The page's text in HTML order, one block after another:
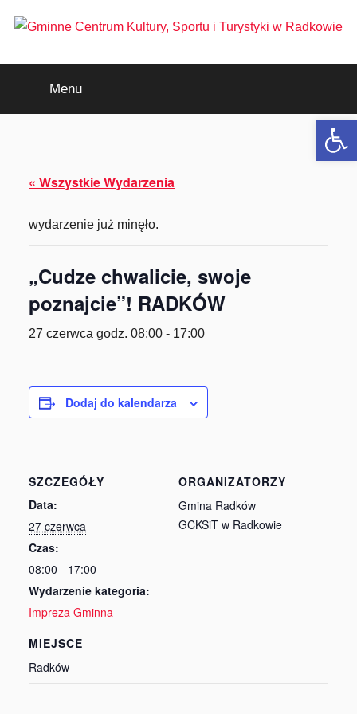
Gminne
Centrum
Sportu
Turystyki
w
Radkowie
Menu
« Wszystkie Wydarzenia
wydarzenie już minęło.
„Cudze chwalicie, swoje
poznajcie”! RADKÓW
27 czerwca godz. 08:00 - 17:00
Dodaj do kalendarza
SZCZEGÓŁY
Data:
27 czerwca
Czas:
08:00 - 17:00
Wydarzenie kategoria:
Impreza Gminna
MIEJSCE
Radków
ORGANIZATORZY
Gmina Radków
GCKSiT w Radkowie